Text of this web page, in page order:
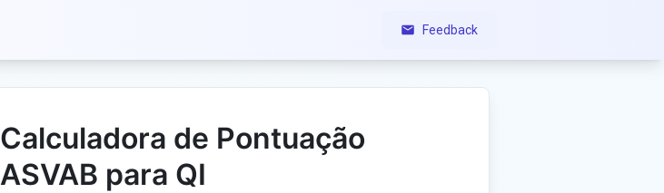
Feedback
Calculadora de Pontuação
ASVAB para QI